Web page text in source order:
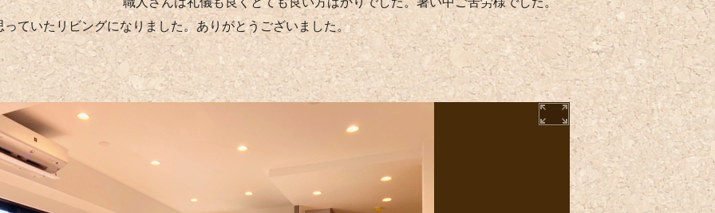
ていたリビングになりました。ありがとうございました。